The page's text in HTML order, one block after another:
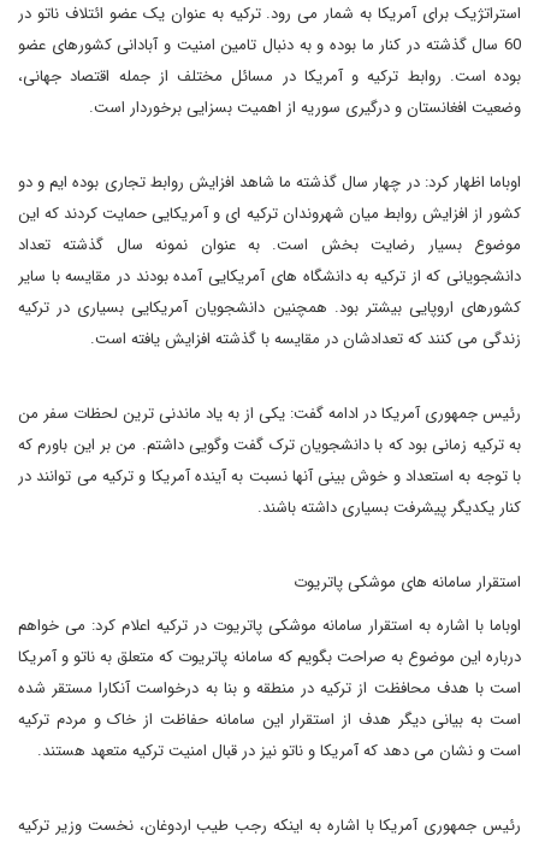
استراتژیک برای آمریکا به شمار می رود. ترکیه به عنوان یک عضو ائتلاف ناتو در
60 سال گذشته در کنار ما بوده و به دنبال تامین امنیت و آبادانی کشورهای عضو
بوده است. روابط ترکیه و آمریکا در مسائل مختلف از جمله اقتصاد جهانی،
وضعیت افغانستان و درگیری سوریه از اهمیت بسزایی برخوردار است.
اوباما اظهار کرد: در چهار سال گذشته ما شاهد افزایش روابط تجاری بوده ایم و دو
کشور از افزایش روابط میان شهروندان ترکیه ای و آمریکایی حمایت کردند که این
موضوع بسیار رضایت بخش است. به عنوان نمونه سال گذشته تعداد
دانشجویانی که از ترکیه به دانشگاه های آمریکایی آمده بودند در مقایسه با سایر
کشورهای اروپایی بیشتر بود. همچنین دانشجویان آمریکایی بسیاری در ترکیه
زندگی می کنند که تعدادشان در مقایسه با گذشته افزایش یافته است.
رئیس جمهوری آمریکا در ادامه گفت: یکی از به یاد ماندنی ترین لحظات سفر من
به ترکیه زمانی بود که با دانشجویان ترک گفت وگویی داشتم. من بر این باورم که
با توجه به استعداد و خوش بینی آنها نسبت به آینده آمریکا و ترکیه می توانند در
کنار یکدیگر پیشرفت بسیاری داشته باشند.
استقرار سامانه های موشکی پاتریوت
اوباما با اشاره به استقرار سامانه موشکی پاتریوت در ترکیه اعلام کرد: می خواهم
درباره این موضوع به صراحت بگویم که سامانه پاتریوت که متعلق به ناتو و آمریکا
است با هدف محافظت از ترکیه در منطقه و بنا به درخواست آنکارا مستقر شده
است به بیانی دیگر هدف از استقرار این سامانه حفاظت از خاک و مردم ترکیه
است و نشان می دهد که آمریکا و ناتو نیز در قبال امنیت ترکیه متعهد هستند.
رئیس جمهوری آمریکا با اشاره به اینکه رجب طیب اردوغان، نخست وزیر ترکیه